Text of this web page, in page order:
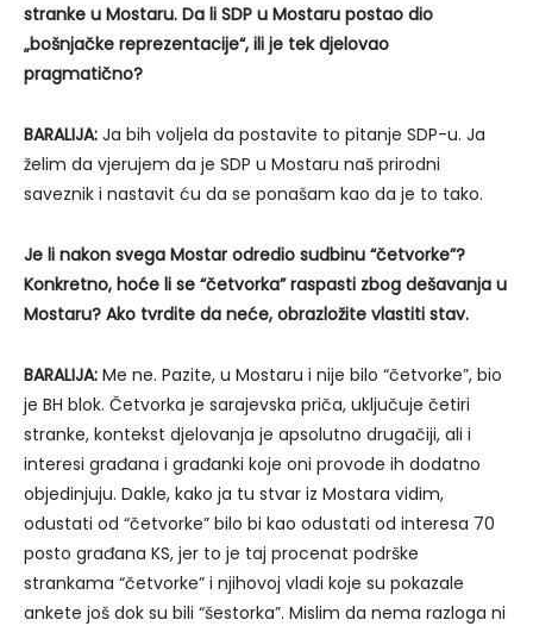
stranke u Mostaru. Da li SDP u Mostaru postao dio
„bošnjačke reprezentacije“, ili je tek djelovao
pragmatično?
BARALIJA: Ja bih voljela da postavite to pitanje SDP-u. Ja
želim da vjerujem da je SDP u Mostaru naš prirodni
saveznik i nastavit ću da se ponašam kao da je to tako.
Je li nakon svega Mostar odredio sudbinu “četvorke”?
Konkretno, hoće li se “četvorka” raspasti zbog dešavanja u
Mostaru? Ako tvrdite da neće, obrazložite vlastiti stav.
BARALIJA: Me ne. Pazite, u Mostaru i nije bilo “četvorke”, bio
je BH blok. Četvorka je sarajevska priča, uključuje četiri
stranke, kontekst djelovanja je apsolutno drugačiji, ali i
interesi građana i građanki koje oni provode ih dodatno
objedinjuju. Dakle, kako ja tu stvar iz Mostara vidim,
odustati od “četvorke” bilo bi kao odustati od interesa 70
posto građana KS, jer to je taj procenat podrške
strankama “četvorke” i njihovoj vladi koje su pokazale
ankete još dok su bili “šestorka”. Mislim da nema razloga ni